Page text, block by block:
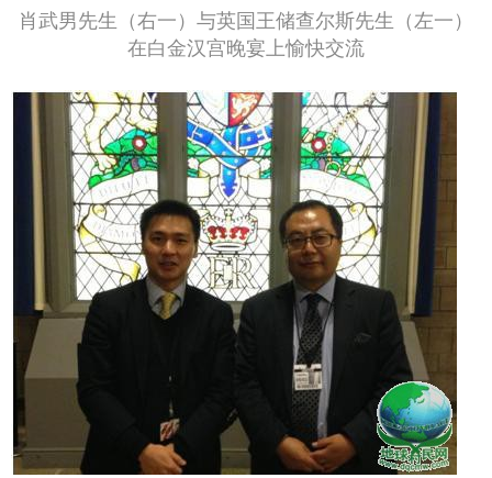
肖武男先生（右一）与英国王储查尔斯先生（左一）
在白金汉宫晚宴上愉快交流